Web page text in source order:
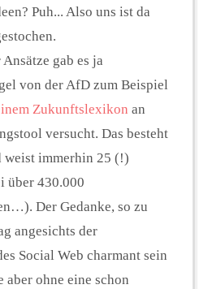
Puh... Also uns ist da
gab es ja
von der AfD zum Beispiel
Zukunftslexikon an
versucht. Das besteht
weist immerhin 25 (!)
über 430.000
Der Gedanke, so zu
angesichts der
Social Web charmant sein
aber ohne eine schon